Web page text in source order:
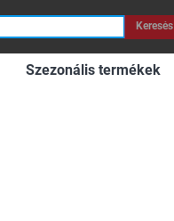
Keresés
Szezonális termékek